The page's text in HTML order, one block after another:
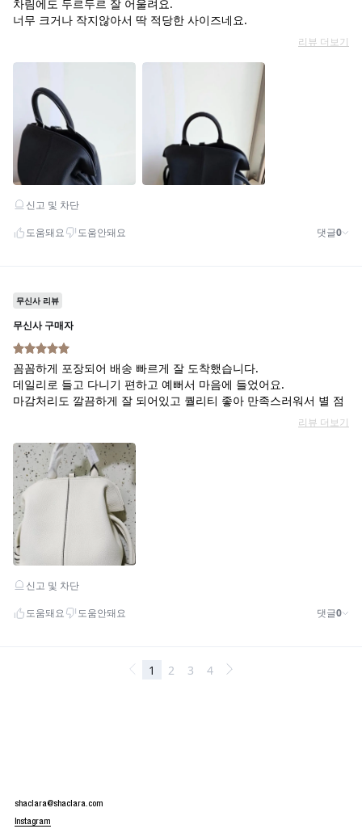
shaclara@shaclara.com
Instagram